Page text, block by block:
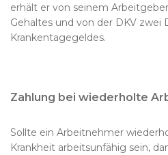
erhält er von seinem
Gehaltes und von der DKV zwei
Krankentagegeldes.
Zahlung bei wiederholte
Sollte ein Arbeitnehmer
Krankheit arbeitsunfähig sein,